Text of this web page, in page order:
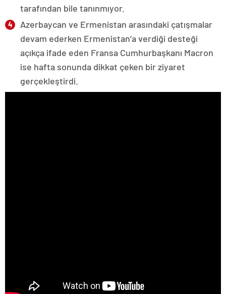
tarafından bile tanınmıyor.
Azerbaycan ve Ermenistan arasındaki çatışmalar
devam ederken Ermenistan’a verdiği desteği
açıkça ifade eden Fransa Cumhurbaşkanı Macron
ise hafta sonunda dikkat çeken bir ziyaret
gerçekleştirdi.